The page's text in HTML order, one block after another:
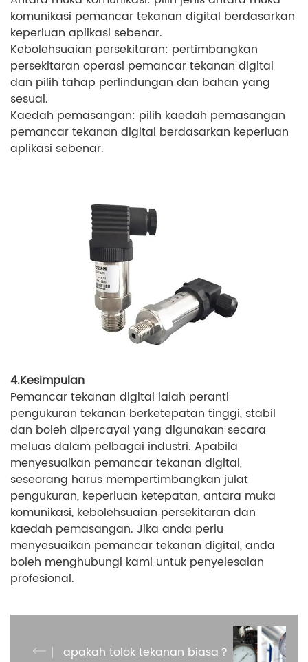
komunikasi pemancar tekanan digital berdasarkan
keperluan aplikasi sebenar.
Kebolehsuaian persekitaran: pertimbangkan
persekitaran operasi pemancar tekanan digital
dan pilih tahap perlindungan dan bahan yang
sesuai.
Kaedah pemasangan: pilih kaedah pemasangan
pemancar tekanan digital berdasarkan keperluan
aplikasi sebenar.
4.Kesimpulan
Pemancar tekanan digital ialah peranti
pengukuran tekanan berketepatan tinggi, stabil
dan boleh dipercayai yang digunakan secara
meluas dalam pelbagai industri. Apabila
menyesuaikan pemancar tekanan digital,
seseorang harus mempertimbangkan julat
pengukuran, keperluan ketepatan, antara muka
komunikasi, kebolehsuaian persekitaran dan
kaedah pemasangan. Jika anda perlu
menyesuaikan pemancar tekanan digital, anda
boleh menghubungi kami untuk penyelesaian
profesional.
apakah tolok tekanan biasa？